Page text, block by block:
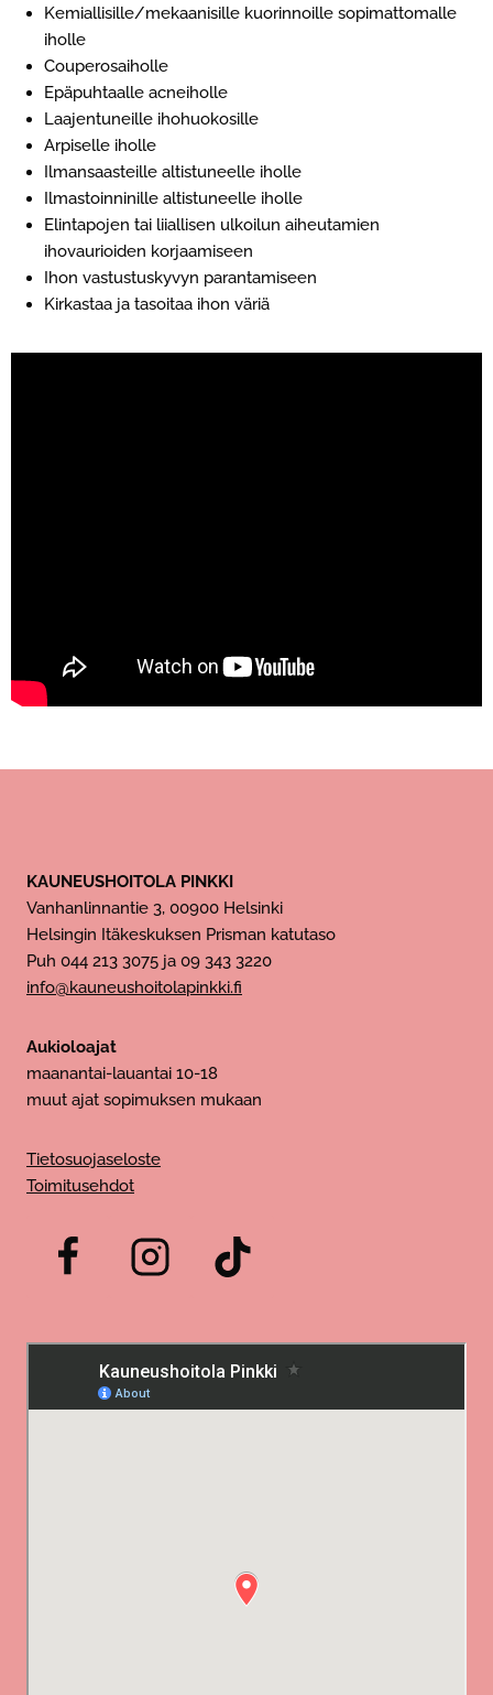
Kemiallisille/mekaanisille kuorinnoille sopimattomalle
iholle
Couperosaiholle
Epäpuhtaalle acneiholle
Laajentuneille ihohuokosille
Arpiselle iholle
Ilmansaasteille altistuneelle iholle
Ilmastoinninille altistuneelle iholle
Elintapojen tai liiallisen ulkoilun aiheutamien
ihovaurioiden korjaamiseen
Ihon vastustuskyvyn parantamiseen
Kirkastaa ja tasoitaa ihon väriä
KAUNEUSHOITOLA PINKKI
Vanhanlinnantie 3, 00900 Helsinki
Helsingin Itäkeskuksen Prisman katutaso
Puh 044 213 3075 ja 09 343 3220
info@kauneushoitolapinkki.fi
Aukioloajat
maanantai-lauantai 10-18
muut ajat sopimuksen mukaan
Tietosuojaseloste
Toimitusehdot